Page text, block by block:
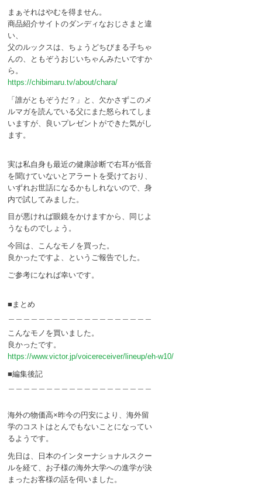
まぁそれはやむを得ません。
商品紹介サイトのダンディなおじさまと違
い、
父のルックスは、ちょうどちびまる子ちゃ
んの、ともぞうおじいちゃんみたいですか
ら。
https://chibimaru.tv/about/chara/
「誰がともぞうだ？」と、欠かさずこのメ
ルマガを読んでいる父にまた怒られてしま
いますが、良いプレゼントができた気がし
ます。
実は私自身も最近の健康診断で右耳が低音
を聞けていないとアラートを受けており、
いずれお世話になるかもしれないので、身
内で試してみました。
目が悪ければ眼鏡をかけますから、同じよ
うなものでしょう。
今回は、こんなモノを買った。
良かったですよ、というご報告でした。
ご参考になれば幸いです。
■まとめ
こんなモノを買いました。
良かったです。
https://www.victor.jp/voicereceiver/lineup/eh-w10/
■編集後記
海外の物価高×昨今の円安により、海外留
学のコストはとんでもないことになってい
るようです。
先日は、日本のインターナショナルスクー
ルを経て、お子様の海外大学への進学が決
まったお客様の話を伺いました。